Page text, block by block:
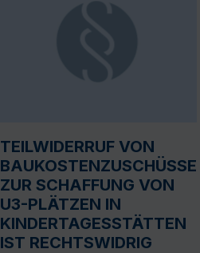
TEILWIDERRUF VON
BAUKOSTENZUSCHÜSSEN
ZUR SCHAFFUNG VON
U3-PLÄTZEN IN
KINDERTAGESSTÄTTEN
IST RECHTSWIDRIG